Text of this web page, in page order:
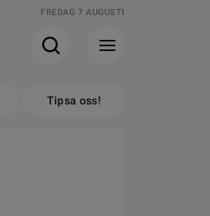
FREDAG 7 AUGUSTI
Tipsa oss!